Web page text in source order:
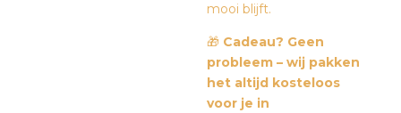
mooi blijft.
🎁 Cadeau? Geen
probleem – wij pakken
het altijd kosteloos
voor je in